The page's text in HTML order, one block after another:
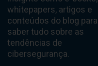
whitepapers, artigos e
conteúdos do blog para
saber tudo sobre as
tendências de
cibersegurança.